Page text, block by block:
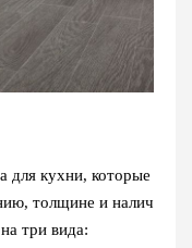
для кухни, которые
толщине и налич
три вида: